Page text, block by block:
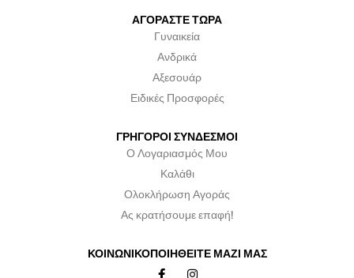
ΑΓΟΡΑΣΤΕ ΤΩΡΑ
Γυναικεία
Ανδρικά
Αξεσουάρ
Ειδικές Προσφορές
ΓΡΗΓΟΡΟΙ ΣΥΝΔΕΣΜΟΙ
Ο Λογαριασμός Μου
Καλάθι
Ολοκλήρωση Αγοράς
Ας κρατήσουμε επαφή!
ΚΟΙΝΩΝΙΚΟΠΟΙΗΘΕΙΤΕ ΜΑΖΙ ΜΑΣ